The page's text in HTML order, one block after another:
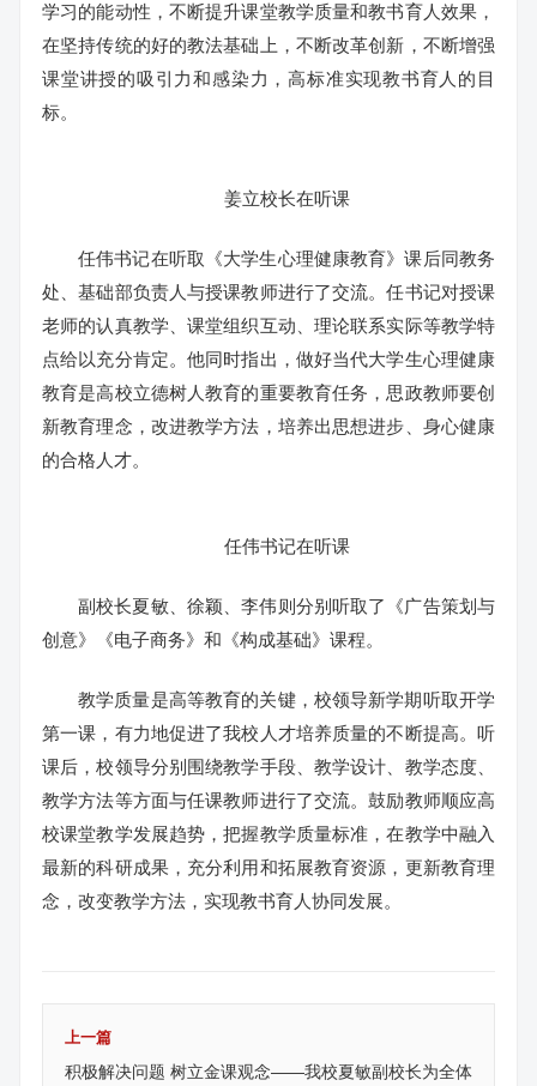
学习的能动性，不断提升课堂教学质量和教书育人效果，
在坚持传统的好的教法基础上，不断改革创新，不断增强
课堂讲授的吸引力和感染力，高标准实现教书育人的目
标。
姜立校长在听课
任伟书记在听取《大学生心理健康教育》课后同教务
处、基础部负责人与授课教师进行了交流。任书记对授课
老师的认真教学、课堂组织互动、理论联系实际等教学特
点给以充分肯定。他同时指出，做好当代大学生心理健康
教育是高校立德树人教育的重要教育任务，思政教师要创
新教育理念，改进教学方法，培养出思想进步、身心健康
的合格人才。
任伟书记在听课
副校长夏敏、徐颖、李伟则分别听取了《广告策划与
创意》《电子商务》和《构成基础》课程。
教学质量是高等教育的关键，校领导新学期听取开学
第一课，有力地促进了我校人才培养质量的不断提高。听
课后，校领导分别围绕教学手段、教学设计、教学态度、
教学方法等方面与任课教师进行了交流。鼓励教师顺应高
校课堂教学发展趋势，把握教学质量标准，在教学中融入
最新的科研成果，充分利用和拓展教育资源，更新教育理
念，改变教学方法，实现教书育人协同发展。
上一篇
积极解决问题 树立金课观念——我校夏敏副校长为全体